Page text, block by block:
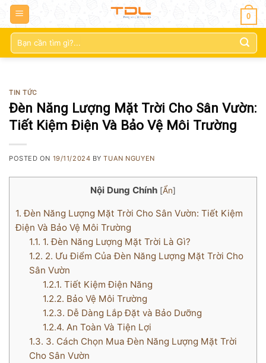
0
Tìm
kiếm:
TIN TỨC
Đèn Năng Lượng Mặt Trời Cho Sân Vườn:
Tiết Kiệm Điện Và Bảo Vệ Môi Trường
POSTED ON 19/11/2024 BYTUAN NGUYEN
Nội Dung Chính [Ẩn]
1. Đèn Năng Lượng Mặt Trời Cho Sân Vườn: Tiết Kiệm
Điện Và Bảo Vệ Môi Trường
1.1. 1. Đèn Năng Lượng Mặt Trời Là Gì?
1.2. 2. Ưu Điểm Của Đèn Năng Lượng Mặt Trời Cho
Sân Vườn
1.2.1. Tiết Kiệm Điện Năng
1.2.2. Bảo Vệ Môi Trường
1.2.3. Dễ Dàng Lắp Đặt và Bảo Dưỡng
1.2.4. An Toàn Và Tiện Lợi
1.3. 3. Cách Chọn Mua Đèn Năng Lượng Mặt Trời
Cho Sân Vườn